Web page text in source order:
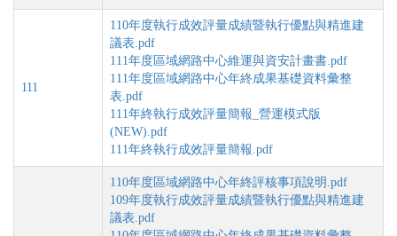
111
110年度執行成效評量成績暨執行優點與精進建
議表.pdf
111年度區域網路中心維運與資安計畫書.pdf
111年度區域網路中心年終成果基礎資料彙整
表.pdf
111年終執行成效評量簡報_營運模式版
(NEW).pdf
111年終執行成效評量簡報.pdf
110年度區域網路中心年終評核事項說明.pdf
109年度執行成效評量成績暨執行優點與精進建
議表.pdf